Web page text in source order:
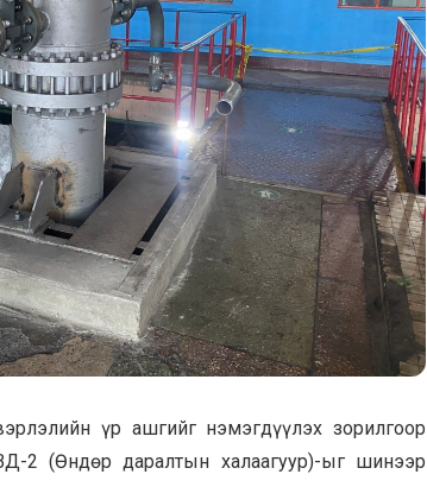
үр ашгийг нэмэгдүүлэх зорилгоор
2 (Өндөр даралтын халаагуур)-ыг шинээр